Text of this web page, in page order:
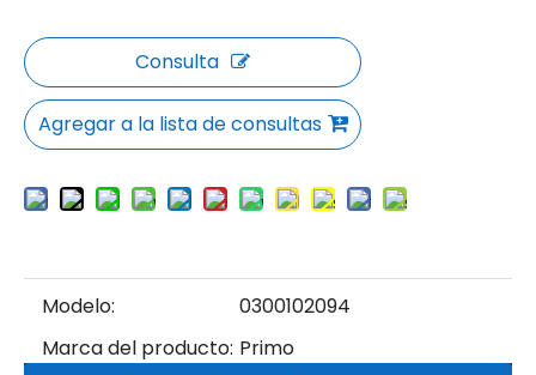
Consulta
Agregar a la lista de consultas
Modelo:
0300102094
Marca del producto: Primo